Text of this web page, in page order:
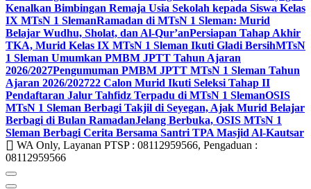
Kenalkan Bimbingan Remaja Usia Sekolah kepada Siswa Kelas
IX MTsN 1 SlemanRamadan di MTsN 1 Sleman: Murid
Belajar Wudhu, Sholat, dan Al-Qur’anPersiapan Tahap Akhir
TKA, Murid Kelas IX MTsN 1 Sleman Ikuti Gladi BersihMTsN
1 Sleman Umumkan PMBM JPTT Tahun Ajaran
2026/2027Pengumuman PMBM JPTT MTsN 1 Sleman Tahun
Ajaran 2026/202722 Calon Murid Ikuti Seleksi Tahap II
Pendaftaran Jalur Tahfidz Terpadu di MTsN 1 SlemanOSIS
MTsN 1 Sleman Berbagi Takjil di Seyegan, Ajak Murid Belajar
Berbagi di Bulan RamadanJelang Berbuka, OSIS MTsN 1
Sleman Berbagi Cerita Bersama Santri TPA Masjid Al-Kautsar
WA Only, Layanan PTSP : 08112959566, Pengaduan :
08112959566